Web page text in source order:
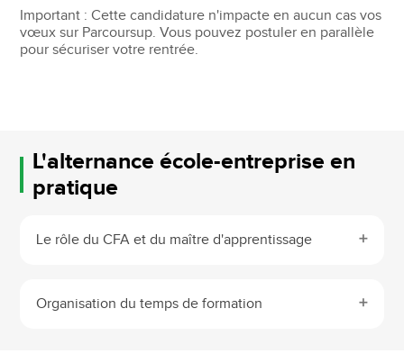
Important : Cette candidature n'impacte en aucun cas vos
vœux sur Parcoursup. Vous pouvez postuler en parallèle
pour sécuriser votre rentrée.
L'alternance école-entreprise en
pratique
Le rôle du CFA et du maître d'apprentissage
Organisation du temps de formation